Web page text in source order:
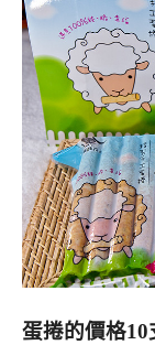
蛋捲的價格10